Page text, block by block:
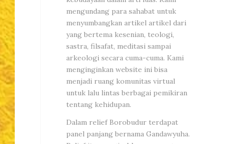
mengundang para sahabat untuk
menyumbangkan artikel artikel dari
yang bertema kesenian, teologi,
sastra, filsafat, meditasi sampai
arkeologi secara cuma-cuma. Kami
menginginkan website ini bisa
menjadi ruang komunitas virtual
untuk lalu lintas berbagai pemikiran
tentang kehidupan.
Dalam relief Borobudur terdapat
panel panjang bernama Gandawyuha.